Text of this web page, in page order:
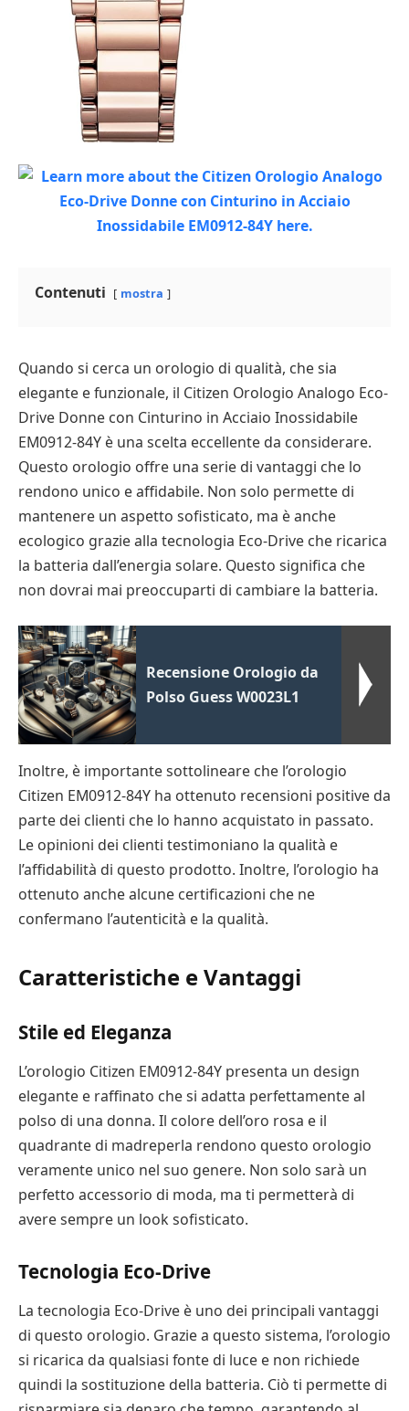
Contenuti mostra
Quando si cerca un orologio di qualità, che sia
elegante e funzionale, il Citizen Orologio Analogo Eco-
Drive Donne con Cinturino in Acciaio Inossidabile
EM0912-84Y è una scelta eccellente da considerare.
Questo orologio offre una serie di vantaggi che lo
rendono unico e affidabile. Non solo permette di
mantenere un aspetto sofisticato, ma è anche
ecologico grazie alla tecnologia Eco-Drive che ricarica
la batteria dall’energia solare. Questo significa che
non dovrai mai preoccuparti di cambiare la batteria.
Recensione Orologio da
Polso Guess W0023L1
Inoltre, è importante sottolineare che l’orologio
Citizen EM0912-84Y ha ottenuto recensioni positive da
parte dei clienti che lo hanno acquistato in passato.
Le opinioni dei clienti testimoniano la qualità e
l’affidabilità di questo prodotto. Inoltre, l’orologio ha
ottenuto anche alcune certificazioni che ne
confermano l’autenticità e la qualità.
Caratteristiche e Vantaggi
Stile ed Eleganza
L’orologio Citizen EM0912-84Y presenta un design
elegante e raffinato che si adatta perfettamente al
polso di una donna. Il colore dell’oro rosa e il
quadrante di madreperla rendono questo orologio
veramente unico nel suo genere. Non solo sarà un
perfetto accessorio di moda, ma ti permetterà di
avere sempre un look sofisticato.
Tecnologia Eco-Drive
La tecnologia Eco-Drive è uno dei principali vantaggi
di questo orologio. Grazie a questo sistema, l’orologio
si ricarica da qualsiasi fonte di luce e non richiede
quindi la sostituzione della batteria. Ciò ti permette di